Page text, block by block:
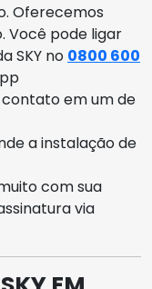
Oferecemos
Você pode ligar
SKY no 0800 600
em um de
a instalação de
com sua
via